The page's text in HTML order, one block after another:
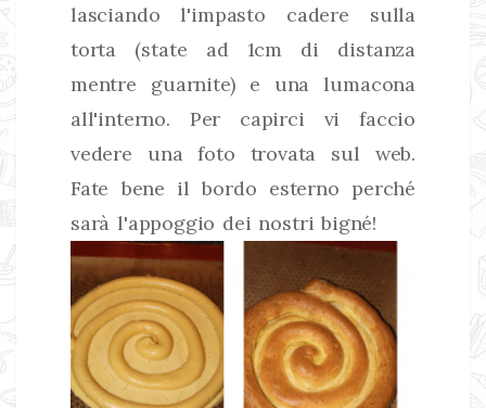
lasciando l'impasto cadere sulla
torta (state ad 1cm di distanza
mentre guarnite) e una lumacona
all'interno. Per capirci vi faccio
vedere una foto trovata sul web.
Fate bene il bordo esterno perché
sarà l'appoggio dei nostri bigné!